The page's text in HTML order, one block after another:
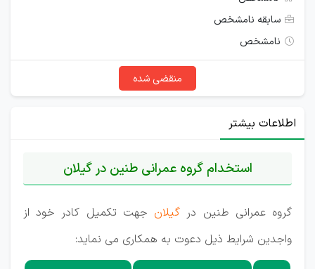
سابقه نامشخص
نامشخص
منقضی شده
اطلاعات بیشتر
استخدام گروه عمرانی طنین در گیلان
گروه عمرانی طنین در گیلان جهت تکمیل کادر خود از
واجدین شرایط ذیل دعوت به همکاری می نماید: